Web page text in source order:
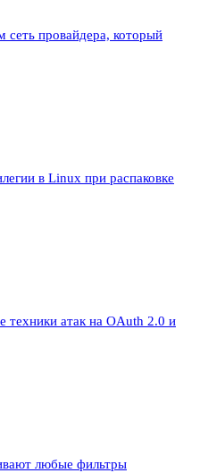
провайдера, который
в Linux при распаковке
техники атак на OAuth 2.0 и
любые фильтры